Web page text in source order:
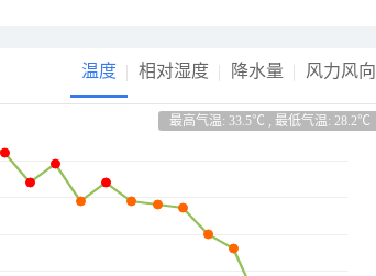
温度 相对湿度 降水量 风力风向
最高气温: 33.5℃ , 最低气温: 28.2℃